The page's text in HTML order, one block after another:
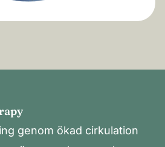
genom ökad cirkulation